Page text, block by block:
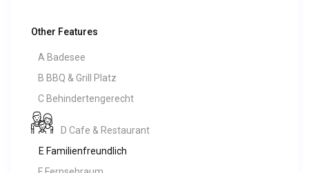
Other Features
A Badesee
B BBQ & Grill Platz
C Behindertengerecht
D Cafe & Restaurant
E Familienfreundlich